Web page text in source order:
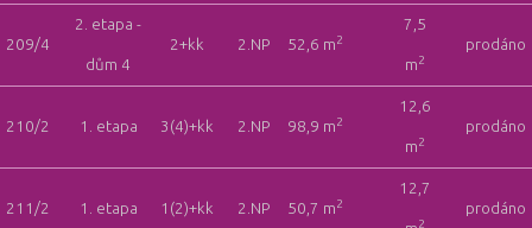
209/4
2. etapa -
dům 4
2+kk 2.NP 52,6 m2
7,5
m2
prodáno
210/2 1. etapa 3(4)+kk 2.NP 98,9 m2
12,6
m2
prodáno
211/2 1. etapa 1(2)+kk 2.NP 50,7 m2
12,7
2
prodáno